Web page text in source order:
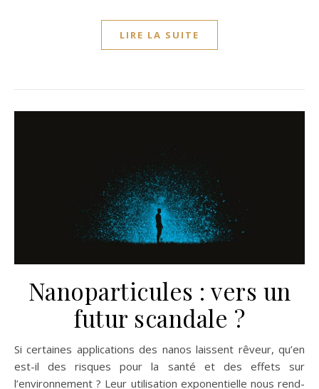
LIRE LA SUITE
Nanoparticules : vers un
futur scandale ?
Si certaines applications des nanos laissent rêveur, qu’en
est-il des risques pour la santé et des effets sur
l’environnement ? Leur utilisation exponentielle nous rend-